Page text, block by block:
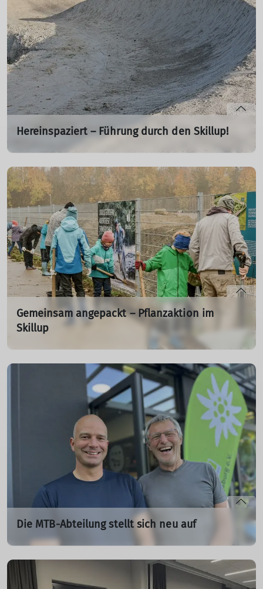
mehr erfahren
Hereinspaziert – Führung durch den Skillup!
Di. 12.05.2026 19:00 Uhr
Bei einer geführten Tour durch den neuen Bikepark
Skillup erhalten alle Interessierten – insbesondere auch
Nicht-Mountainbiker – spannende Einblicke in die
Anlage. Der Rundgang führt durch alle Bereiche des
Bikeparks und zeigt, welche Möglichkeiten das
Mountainbiken dort bietet. Zusätzlich gibt es einen
interessanten Blick hinter die Kulissen des Projekts.
mehr erfahren
Gemeinsam angepackt – Pflanzaktion im
Skillup
Fast 100 Ehrenamtliche sorgen für eine Begrünung des
Die MTB-Abteilung stellt sich neu auf
Bei der Jahreshauptversammlung standen im März
Mountainbiker*innen alle Ämter neu besetzten.
20.04.2025